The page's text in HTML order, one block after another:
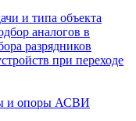
и типа объекта
аналогов в
разрядников
при переходе
и опоры АСВИ